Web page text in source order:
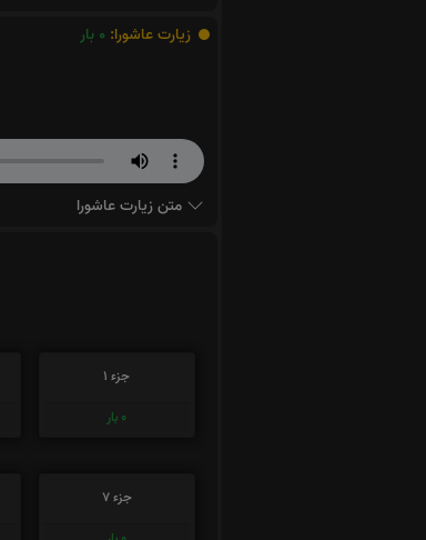
زیارت عاشورا: 0 بار
متن زیارت عاشورا
جزء 1
0 بار
جزء 7